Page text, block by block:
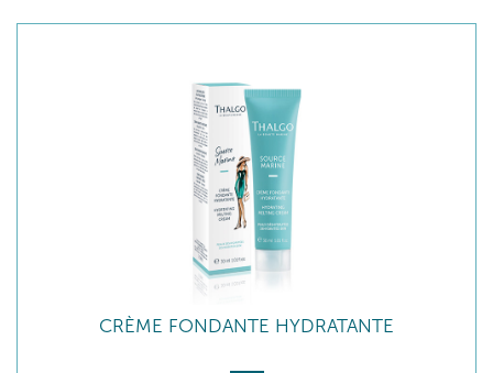
CRÈME FONDANTE HYDRATANTE